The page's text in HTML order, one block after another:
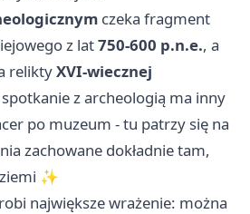
czeka fragment
z lat750-600 p.n.e., a
reliktyXVI-wiecznej
spotkanie z archeologią ma inny
po muzeum - tu patrzy się na
zachowane dokładnie tam,
✨
największe wrażenie: można